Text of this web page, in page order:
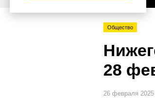
Общество
28
26 февраля 2025